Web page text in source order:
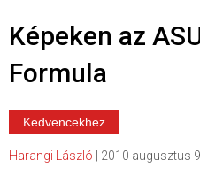
Képeken az
Formula
Kedvencekhez
Harangi László 2010 augusztus